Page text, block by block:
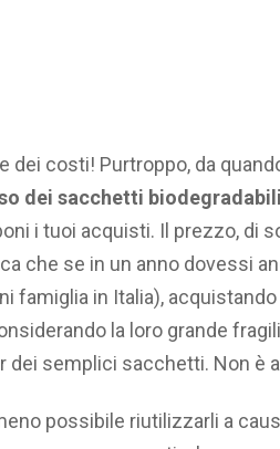
dei costi! Purtroppo, da
dei sacchetti biodegradabili
i tuoi acquisti. Il prezzo, di
che se in un anno dovessi
famiglia in Italia),
la loro grande
dei semplici sacchetti. Non è
possibile riutilizzarli a